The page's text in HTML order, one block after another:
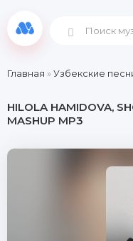
Главная »Узбекские
HILOLA HAMIDOVA,
MASHUP MP3